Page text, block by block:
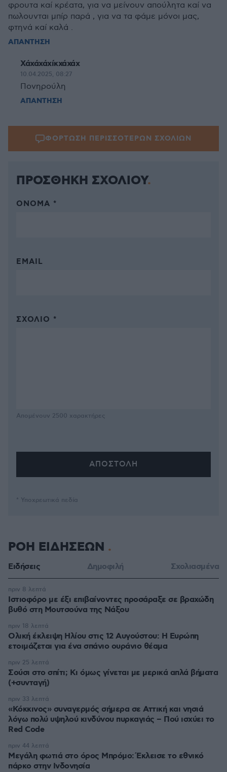
φρουτα καί κρέατα, για να μείνουν απούλητα καί να
πωλουνται μπίρ παρά , για να τα φάμε μόνοι μας,
φτηνά καί καλά .
ΑΠΑΝΤΗΣΗ
Χάχάχάχίκχάχάχ
10.04.2025, 08:27
Πονηρούλη
ΑΠΑΝΤΗΣΗ
ΦΟΡΤΩΣΗ ΠΕΡΙΣΣΟΤΕΡΩΝ ΣΧΟΛΙΩΝ
ΠΡΟΣΘΗΚΗ ΣΧΟΛΙΟΥ
ΌΝΟΜΑ *
EMAIL
ΣΧΌΛΙΟ *
Απομένουν 2500 χαρακτήρες
* Υποχρεωτικά πεδία
ΡΟΗ ΕΙΔΗΣΕΩΝ
Ειδήσεις Δημοφιλή Σχολιασμένα
Ιστιοφόρο με έξι επιβαίνοντες προσάραξε σε βραχώδη
βυθό στη Μουτσούνα της Νάξου
πριν 8 λεπτά
Ολική έκλειψη Ηλίου στις 12 Αυγούστου: Η Ευρώπη
ετοιμάζεται για ένα σπάνιο ουράνιο θέαμα
πριν 18 λεπτά
Σούσι στο σπίτι; Κι όμως γίνεται με μερικά απλά βήματα
(+συνταγή)
πριν 25 λεπτά
«Κόκκινος» συναγερμός σήμερα σε Αττική και νησιά
λόγω πολύ υψηλού κινδύνου πυρκαγιάς – Πού ισχύει το
Red Code
πριν 33 λεπτά
Μεγάλη φωτιά στο όρος Μπρόμο: Έκλεισε το εθνικό
πάρκο στην Ινδονησία
πριν 44 λεπτά